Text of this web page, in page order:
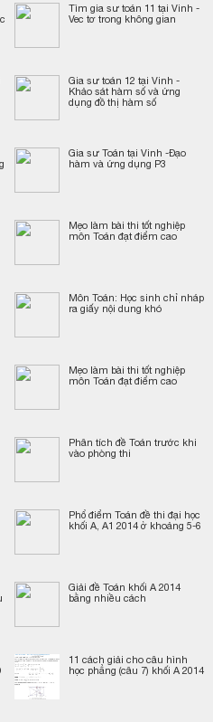
Tìm gia sư toán 11 tại Vinh -
Vec tơ trong không gian
Gia sư toán 12 tại Vinh -
Khảo sát hàm số và ứng
dụng đồ thị hàm số
Gia sư Toán tại Vinh -Đạo
hàm và ứng dụng P3
Mẹo làm bài thi tốt nghiệp
môn Toán đạt điểm cao
Môn Toán: Học sinh chỉ nháp
ra giấy nội dung khó
Mẹo làm bài thi tốt nghiệp
môn Toán đạt điểm cao
Phân tích đề Toán trước khi
vào phòng thi
Phổ điểm Toán đề thi đại học
khối A, A1 2014 ở khoảng 5-6
Giải đề Toán khối A 2014
bằng nhiều cách
11 cách giải cho câu hình
học phẳng (câu 7) khối A 2014